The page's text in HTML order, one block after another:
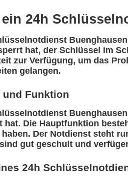
24h
hat, der Schlüssel im
zur Verfügung, um das
gelangen.
Funktion
hat. Die Hauptfunktion
Der Notdienst steht
gut geschult und
24h